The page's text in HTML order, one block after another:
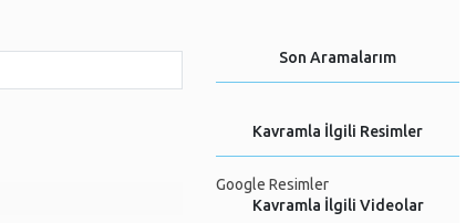
Son Aramalarım
Kavramla İlgili Resimler
Google Resimler
Kavramla İlgili Videolar